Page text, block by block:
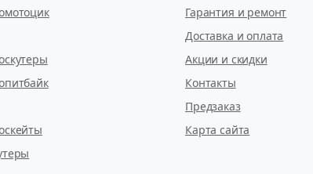
Гарантия и ремонт
Доставка и оплата
Акции и скидки
Контакты
Предзаказ
Карта сайта